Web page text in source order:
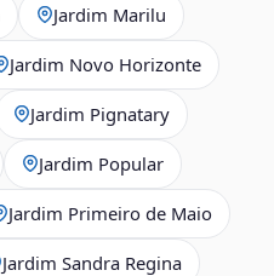
Jardim Marilu
Jardim Novo Horizonte
Jardim Pignatary
Jardim Popular
Jardim Primeiro de Maio
Jardim Sandra Regina